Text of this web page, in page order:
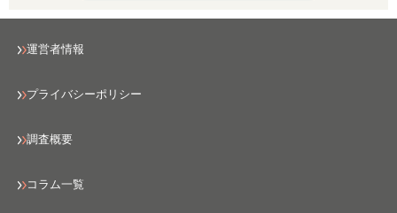
運営者情報
プライバシーポリシー
調査概要
コラム一覧